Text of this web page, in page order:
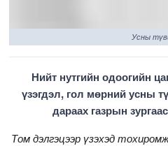
Усны
Нийт нутгийн одоогийн
үзэгдэл, гол мөрний усны
дараах газрын
Том дэлгэцээр үзэхэд